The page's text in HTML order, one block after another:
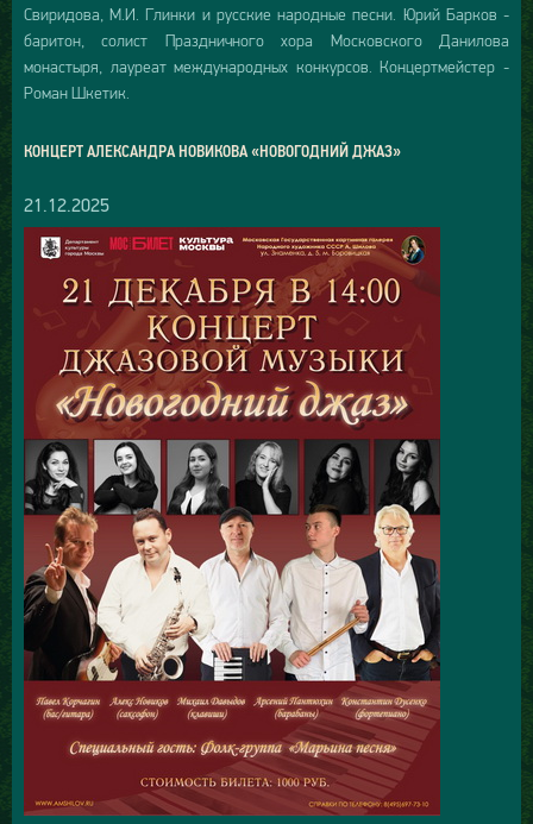
Свиридова, М.И. Глинки и русские народные песни. Юрий Барков -
баритон, солист Праздничного хора Московского Данилова
монастыря, лауреат международных конкурсов. Концертмейстер -
Роман Шкетик.
КОНЦЕРТ АЛЕКСАНДРА НОВИКОВА «НОВОГОДНИЙ ДЖАЗ»
21.12.2025